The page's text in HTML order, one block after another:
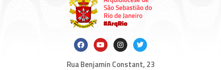
Rua Benjamin Constant, 23